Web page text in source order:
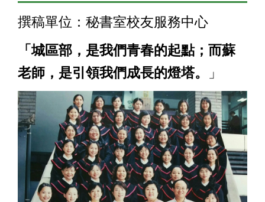
撰稿單位：秘書室校友服務中心
「城區部，是我們青春的起點；而蘇
老師，是引領我們成長的燈塔。
」